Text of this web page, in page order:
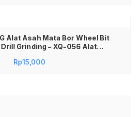
Alat Asah Mata Bor Wheel Bit
Grinding – XQ-056 Alat
Drill Grinding Penajam Mata
Rp15,000